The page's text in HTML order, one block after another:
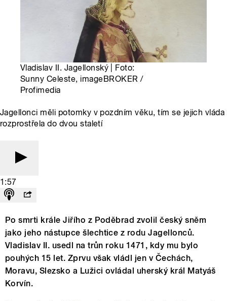
Vladislav II. Jagellonský | Foto:
Sunny Celeste, imageBROKER /
Profimedia
Jagellonci měli potomky v pozdním věku, tím se jejich vláda
rozprostřela do dvou staletí
1:57
Po smrti krále Jiřího z Poděbrad zvolil český sněm
jako jeho nástupce šlechtice z rodu Jagellonců.
Vladislav II. usedl na trůn roku 1471, kdy mu bylo
pouhých 15 let. Zprvu však vládl jen v Čechách,
Moravu, Slezsko a Lužici ovládal uherský král Matyáš
Korvín.